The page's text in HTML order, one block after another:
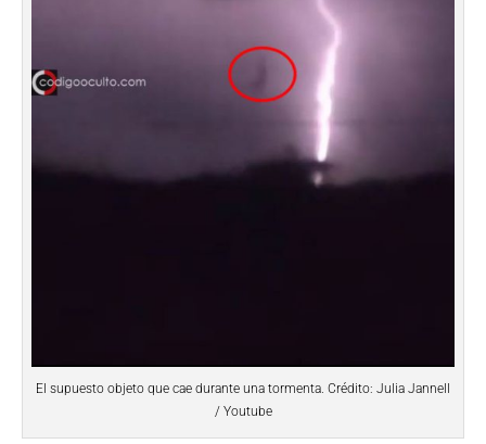
El supuesto objeto que cae durante una tormenta. Crédito: Julia Jannell
/ Youtube